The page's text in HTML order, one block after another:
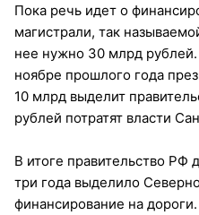
Пока речь идет о
магистрали, так
нее нужно 30 млрд
ноябре прошлого года
10 млрд выделит
рублей потратят власти
В итоге правительство РФ
три года выделило
финансирование на